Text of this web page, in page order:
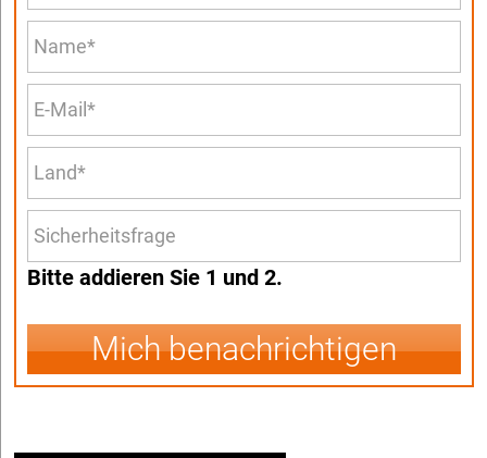
Bitte addieren Sie 1 und 2.
Mich benachrichtigen